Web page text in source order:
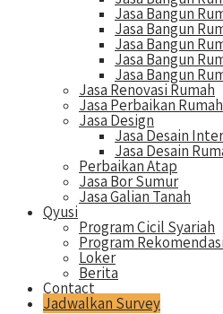
Jasa Bangun
Jasa Bangun
Jasa Bangun
Jasa Bangun
Jasa Bangun
Jasa Renovasi Rumah
Jasa Perbaikan Rumah
Jasa Design
Jasa Desain
Jasa Desain
Perbaikan Atap
Jasa Bor Sumur
Jasa Galian Tanah
Qyusi
Program Cicil Syariah
Program Rekomendasi
Loker
Berita
Contact
Jadwalkan Survey